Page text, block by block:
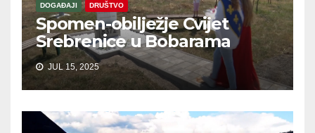
DOGAĐAJI DRUŠTVO
Spomen-obilježje Cvijet
Srebrenice u Bobarama
JUL 15, 2025